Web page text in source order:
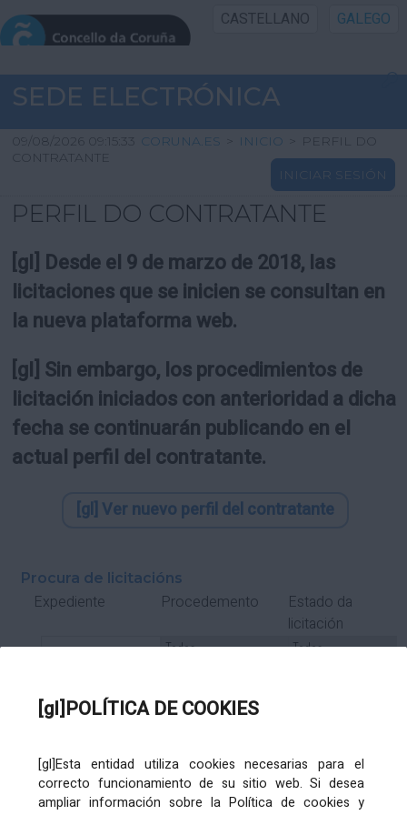
[gl]POLÍTICA DE COOKIES
[gl]Esta entidad utiliza cookies necesarias para el
correcto funcionamiento de su sitio web. Si desea
ampliar información sobre la Política de cookies y
CASTELLANO GALEGO
INICIO SEDE
INICIO
INFORMACIÓN PÚBLICA
UTILIDADES
SEDE ELECTRÓNICA
09/08/2026 09:15:33 CORUNA.ES > INICIO > PERFIL DO
CONTRATANTE
INICIAR SESIÓN
PERFIL DO CONTRATANTE
[gl] Desde el 9 de marzo de 2018, las
licitaciones que se inicien se consultan en
la nueva plataforma web.
[gl] Sin embargo, los procedimientos de
licitación iniciados con anterioridad a dicha
fecha se continuarán publicando en el
actual perfil del contratante.
[gl] Ver nuevo perfil del contratante
Procura de licitacións
Expediente Procedemento
Estado da
licitación
Subcontrato Tramitación
Órgano de contratación Título